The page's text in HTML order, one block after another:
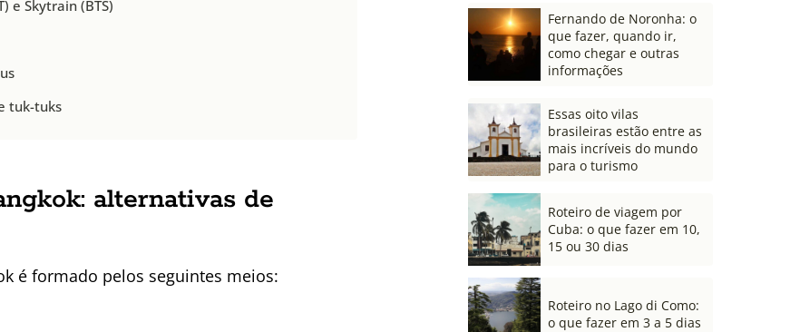
e Skytrain (BTS)
tuk-tuks
alternativas de
é formado pelos seguintes meios:
Fernando de Noronha: o
que fazer, quando ir,
como chegar e outras
informações
Essas oito vilas
brasileiras estão entre as
mais incríveis do mundo
para o turismo
Roteiro de viagem por
Cuba: o que fazer em 10,
15 ou 30 dias
Roteiro no Lago di Como:
o que fazer em 3 a 5 dias